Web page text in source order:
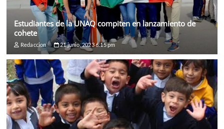
Estudiantes de la UNAQ compiten en lanzamiento de
cohete
Redaccion 21 junio, 2023 6:15 pm